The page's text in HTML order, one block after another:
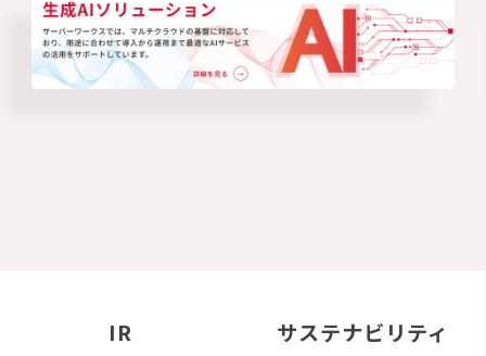
IR サステナビリティ